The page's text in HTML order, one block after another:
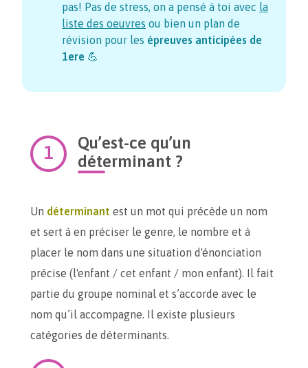
pas! Pas de stress, on a pensé à toi avec la
liste des oeuvres ou bien un plan de
révision pour les épreuves anticipées de
1ere 💪
Qu’est-ce qu’un
déterminant ?
Un déterminant est un mot qui précède un nom
et sert à en préciser le genre, le nombre et à
placer le nom dans une situation d'énonciation
précise (l'enfant / cet enfant / mon enfant). Il fait
partie du groupe nominal et s’accorde avec le
nom qu’il accompagne. Il existe plusieurs
catégories de déterminants.